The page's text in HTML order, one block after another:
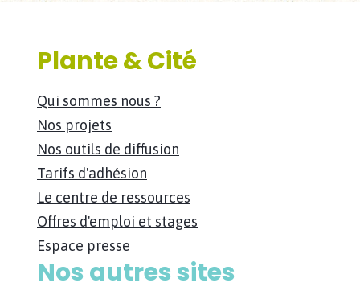
Plante & Cité
Qui sommes nous ?
Nos projets
Nos outils de diffusion
Tarifs d'adhésion
Le centre de ressources
Offres d'emploi et stages
Espace presse
Nos autres sites